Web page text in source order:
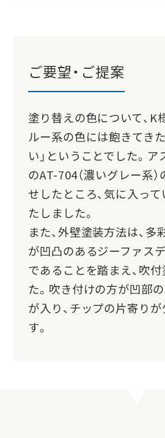
ご要望・ご提案
塗り替えの色について、K
ルー系の色には飽きてき
い」ということでした。
のAT-704（濃いグレー系
せしたところ、気に入っ
たしました。
また、外壁塗装方法は、多
が凹凸のあるジーファス
であることを踏まえ、吹
た。吹き付けの方が凹部
が入り、チップの片寄り
す。